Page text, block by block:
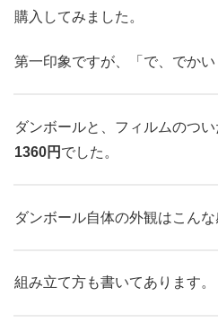
購入してみました。
第一印象ですが、「で、でかい
ダンボールと、フィルムのつ
1360円 でした。
ダンボール自体の外観はこんな
組み立て方も書いてあります。